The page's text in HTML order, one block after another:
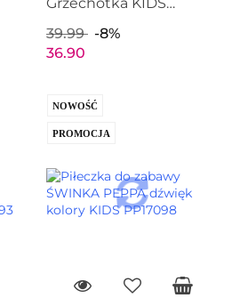
39.99
-8%
36.90
NOWOŚĆ
PROMOCJA